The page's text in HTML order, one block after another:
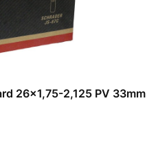
26x1,75-2,125 PV 33mm